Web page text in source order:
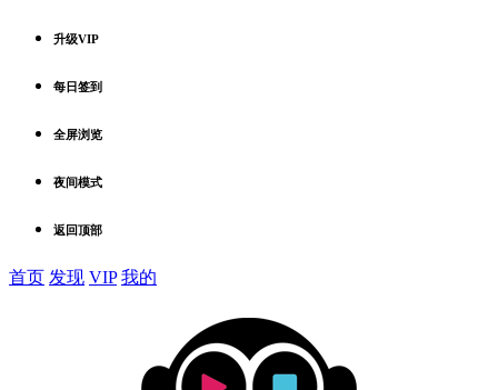
升级VIP
每日签到
全屏浏览
夜间模式
返回顶部
首页 发现 VIP 我的